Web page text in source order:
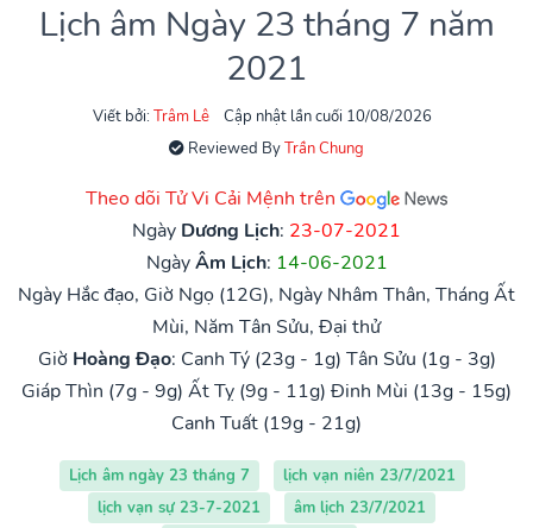
Lịch âm Ngày 23 tháng 7 năm
2021
Viết bởi: Trâm Lê
Cập nhật lần cuối 10/08/2026
Reviewed ByTrần Chung
Theo dõi Tử Vi Cải Mệnh trên
Ngày Dương Lịch: 23-07-2021
NgàyÂm Lịch: 14-06-2021
Ngày Hắc đạo, Giờ Ngọ (12G), Ngày Nhâm Thân, Tháng Ất
Mùi, Năm Tân Sửu, Đại thử
Giờ Hoàng Đạo: Canh Tý (23g - 1g) Tân Sửu (1g - 3g)
Giáp Thìn (7g - 9g) Ất Tỵ (9g - 11g) Đinh Mùi (13g - 15g)
Canh Tuất (19g - 21g)
Lịch âm ngày 23 tháng 7
lịch vạn niên 23/7/2021
lịch vạn sự 23-7-2021
âm lịch 23/7/2021